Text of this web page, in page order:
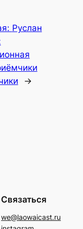
Руслан
→
Связаться
we@laowaicast.ru